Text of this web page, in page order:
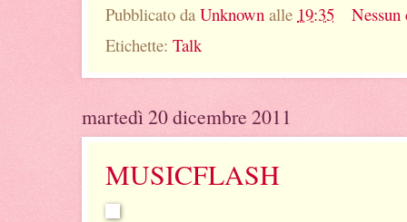
Pubblicato da Unknown alle 19:35
Etichette: Talk
martedì 20 dicembre 2011
MUSICFLASH